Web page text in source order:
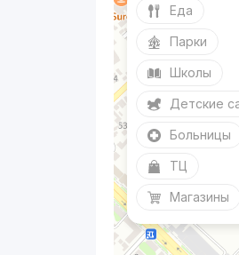
Еда
Парки
Школы
Детские
Больницы
ТЦ
Магазины